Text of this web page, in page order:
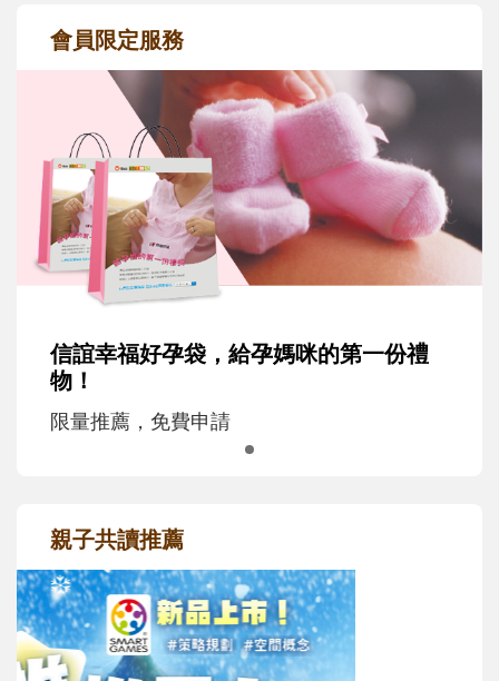
會員限定服務
信誼幸福好孕袋，給孕媽咪的第一份禮
物！
限量推薦，免費申請
親子共讀推薦